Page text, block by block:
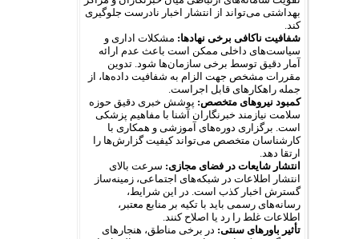
بهداشتی می‌تواند از انتشار اخبار نادرست جلوگیری
کند.
شفافیت ناکافی برخی نهادها: مشکلات اداری و
سیاست‌های داخلی ممکن است باعث عدم ارائه
آمار دقیق توسط برخی سازمان‌ها شود. تدوین
مقررات مشخص جهت الزام به شفافیت داده‌ها، از
جمله راهکارهای قابل اجراست.
کمبود نیروهای متخصص: پوشش خبری دقیق حوزه
سلامت نیازمند خبرنگاران آشنا با مفاهیم پزشکی
است. برگزاری دوره‌های آموزشی و همکاری با
کارشناسان متخصص می‌تواند کیفیت گزارش‌ها را
ارتقا دهد.
انتشار شایعات در فضای مجازی: سرعت بالای
انتشار اطلاعات در شبکه‌های اجتماعی، زمینه‌ساز
گسترش اخبار کذب است. در این شرایط،
رسانه‌های رسمی باید با تکیه بر منابع معتبر،
اطلاعات غلط را رد یا اصلاح کنند.
تأثیر باورهای سنتی: در برخی مناطق، هنجارهای